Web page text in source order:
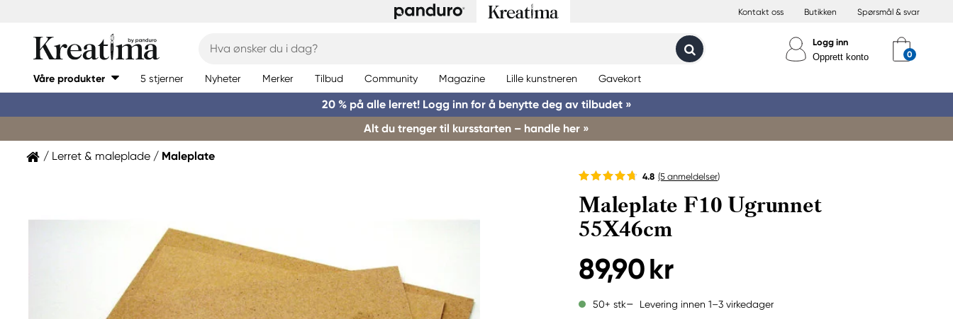
Kontakt oss Butikken Spørsmål & svar
Logg inn
Opprett konto
Våre produkter 5 stjerner Nyheter Merker Tilbud Community Magazine Lille kunstneren Gavekort
20 % på alle lerret! Logg inn for å benytte deg av tilbudet »
Alt du trenger til kursstarten – handle her »
Lerret & maleplade Maleplate
4.8 (5 anmeldelser)
Maleplate F10 Ugrunnet
55X46cm
89,90 kr
50+ stk Levering innen 1–3 virkedager